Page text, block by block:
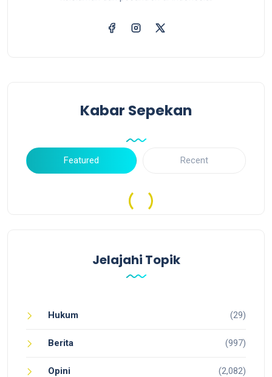
Kabar Sepekan
Featured Recent
Jelajahi Topik
Hukum (29)
Berita (997)
Opini (2,082)